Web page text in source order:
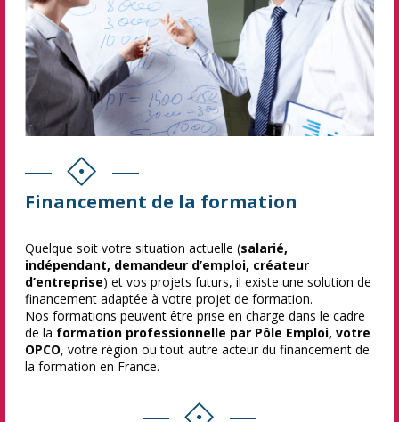
Financement de la formation
Quelque soit votre situation actuelle (salarié,
indépendant, demandeur d’emploi, créateur
d’entreprise) et vos projets futurs, il existe une solution de
financement adaptée à votre projet de formation.
Nos formations peuvent être prise en charge dans le cadre
de la formation professionnelle par Pôle Emploi, votre
OPCO, votre région ou tout autre acteur du financement de
la formation en France.